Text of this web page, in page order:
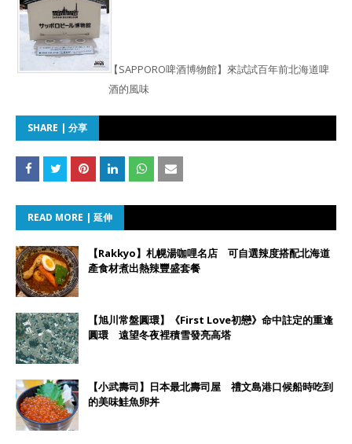
【SAPPORO啤酒博物館】來試試百年前北海道啤
酒的風味
SHARE | 分享
READ MORE | 延伸
【Rakkyo】札幌湯咖哩名店 可自選辣度搭配北海道
產食材煮出熱辣豐盛套餐
【旭川常盤圓環】《First Love初戀》命中註定的重逢
圓環 遠望冬夜裡積雪發亮高塔
【小武壽司】日本最北壽司屋 禮文島港口候船時吃到
的美味鮭魚卵丼